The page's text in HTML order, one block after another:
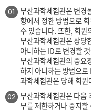
01
부산과학체험관은 변경
항에서 정한 방법으로
수 있습니다. 또한, 회원
부산과학체험관은 상당
아니하는 ID로 변경할
부산과학체험관의 중요
하지 아니하는 방법으
과학체험관은 당해 회
02
부산과학체험관은 다음
부를 제한하거나 중지할